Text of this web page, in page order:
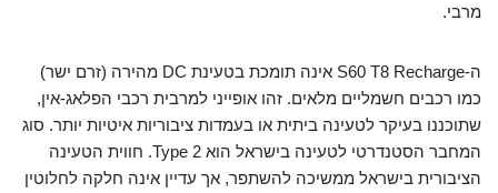
מרבי.
ה-S60 T8 Recharge אינה תומכת בטעינת DC מהירה (זרם ישר)
כמו רכבים חשמליים מלאים. זהו אופייני למרבית רכבי הפלאג-אין,
שתוכננו בעיקר לטעינה ביתית או בעמדות ציבוריות איטיות יותר. סוג
המחבר הסטנדרטי לטעינה בישראל הוא Type 2. חווית הטעינה
הציבורית בישראל ממשיכה להשתפר, אך עדיין אינה חלקה לחלוטין